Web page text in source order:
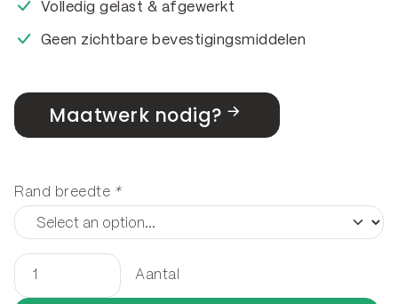
Volledig gelast & afgewerkt
Geen zichtbare bevestigingsmiddelen
Maatwerk nodig?
Rand breedte *
Border
Aantal